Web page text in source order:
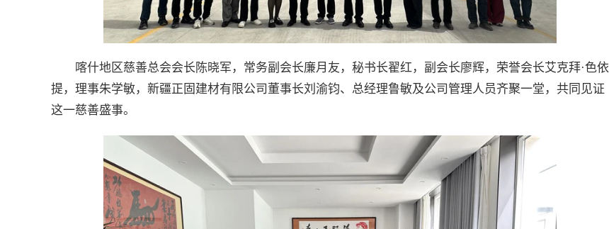
喀什地区慈善总会会长陈晓军，常务副会长廉月友，秘书长翟红，副会长廖辉，荣誉会长艾克拜·色依
提，理事朱学敏，新疆正固建材有限公司董事长刘渝钧、总经理鲁敏及公司管理人员齐聚一堂，共同见证
这一慈善盛事。